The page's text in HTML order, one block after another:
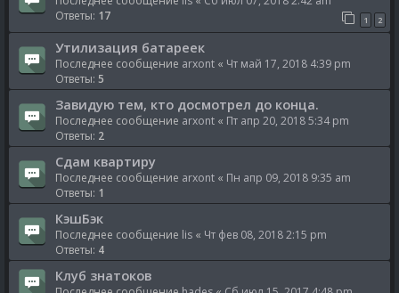
Ответы: 17 1 2
Утилизация батареек
Последнее сообщение arxont « Чт май 17, 2018 4:39 pm
Ответы: 5
Завидую тем, кто досмотрел до конца.
Последнее сообщение arxont « Пт апр 20, 2018 5:34 pm
Ответы: 2
Сдам квартиру
Последнее сообщение arxont « Пн апр 09, 2018 9:35 am
Ответы: 1
КэшБэк
Последнее сообщение lis « Чт фев 08, 2018 2:15 pm
Ответы: 4
Клуб знатоков